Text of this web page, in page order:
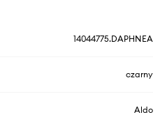
14044775.DAPHNEA
czarny
Aldo